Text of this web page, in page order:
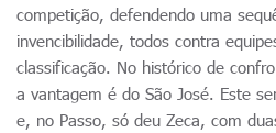
competição, defendendo uma
invencibilidade, todos contra
classificação. No histórico de
a vantagem é do São José. Este
e, no Passo, só deu Zeca, com